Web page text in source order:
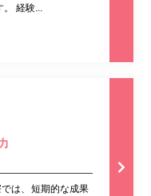
。 経験...
は、短期的な成果